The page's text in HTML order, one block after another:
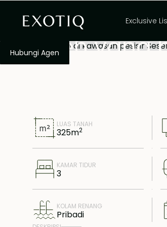
Exclusive
Hubungi Agen
Investasi
Seseh yang
LUAS TANAH
325m2
KAMAR TIDUR
3
KOLAM RENANG
Pribadi